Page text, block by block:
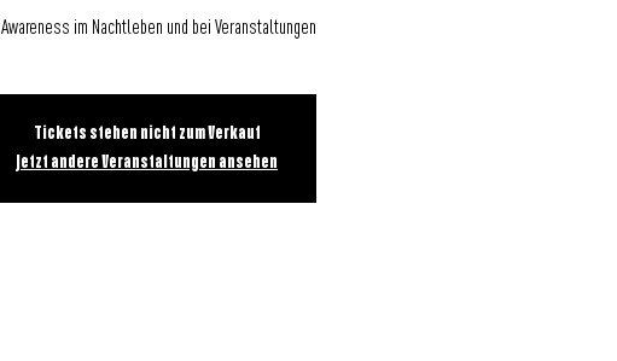
Awareness im Nachtleben und bei Veranstaltungen
Tickets stehen nicht zum Verkauf
Jetzt andere Veranstaltungen ansehen